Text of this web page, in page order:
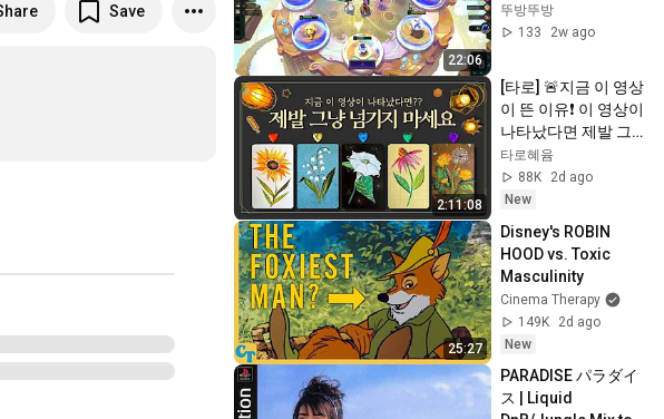
Save
22:06
임 녹화 2026 07 16
23 05 38 375
뚜방뚜방
133
2w ago
2:11:08
[타로] 🚨지금 이 영상
이 뜬 이유❗️ 이 영상이
나타났다면 제발 그
냥 넘기지 마세요⚠️
(feat.이 메시지 무시
하지 마세요🧿절대
전•일•학업•관계까지
몽땅💥)
타로혜윰
88K
2d ago
New
25:27
Disney's ROBIN
HOOD vs. Toxic
Masculinity
Cinema Therapy
149K
2d ago
New
PARADISE パラダイ
ス | Liquid